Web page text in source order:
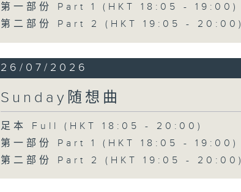
第一部份 Part 1 (HKT 18:05 - 19:00)
第二部份 Part 2 (HKT 19:05 - 20:00)
26/07/2026
Sunday随想曲
足本 Full (HKT 18:05 - 20:00)
第一部份 Part 1 (HKT 18:05 - 19:00)
第二部份 Part 2 (HKT 19:05 - 20:00)